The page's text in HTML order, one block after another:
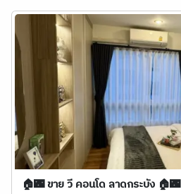
🏠🌃 ขาย วี คอนโด ลาดกระบัง 🏠🌃